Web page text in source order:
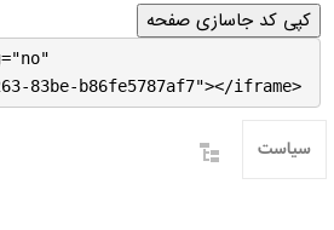
کپی کد جاسازی صفحه
83be-b86fe5787af7"></iframe>
سیاست